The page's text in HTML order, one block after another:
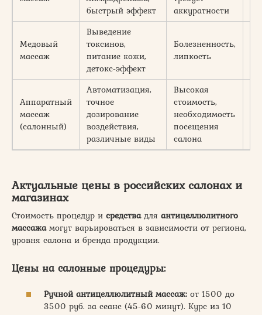
быстрый эффект
аккуратности
Медовый
массаж
Выведение
токсинов,
питание кожи,
детокс-эффект
Болезненность,
липкость
Аппаратный
массаж
(салонный)
Автоматизация,
точное
дозирование
воздействия,
различные виды
Высокая
стоимость,
необходимость
посещения
салона
Актуальные цены в российских салонах и
магазинах
Стоимость процедур и средствадля антицеллюлитного
массажамогут варьироваться в зависимости от региона,
уровня салона и бренда продукции.
Цены на салонные процедуры:
Ручной антицеллюлитный массаж: от 1500 до
3500 руб. за сеанс (45-60 минут). Курс из 10